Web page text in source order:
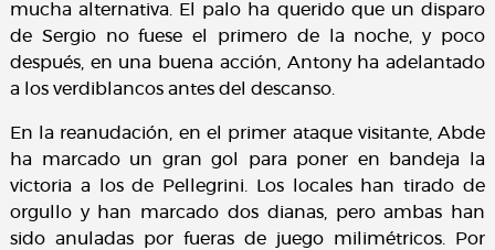
mucha alternativa. El palo ha querido que un disparo
de Sergio no fuese el primero de la noche, y poco
después, en una buena acción, Antony ha adelantado
a los verdiblancos antes del descanso.
En la reanudación, en el primer ataque visitante, Abde
ha marcado un gran gol para poner en bandeja la
victoria a los de Pellegrini. Los locales han tirado de
orgullo y han marcado dos dianas, pero ambas han
sido anuladas por fueras de juego milimétricos. Por